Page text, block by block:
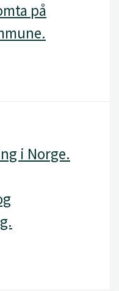
på
i Norge.